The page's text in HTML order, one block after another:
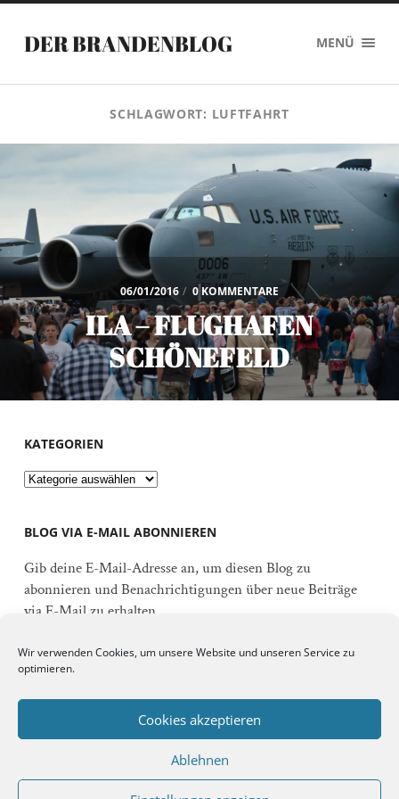
Wir verwenden Cookies, um unsere Website und unseren Service zu
optimieren.
Cookies akzeptieren
Ablehnen
DER BRANDENBLOG MENÜ
SCHLAGWORT: LUFTFAHRT
06/01/2016 / 0 KOMMENTARE
ILA – FLUGHAFEN
SCHÖNEFELD
KATEGORIEN
Kategorien
BLOG VIA E-MAIL ABONNIEREN
Gib deine E-Mail-Adresse an, um diesen Blog zu
abonnieren und Benachrichtigungen über neue Beiträge
via E-Mail zu erhalten.
Mail-
Adresse
Schließe dich 92 anderen Abonnenten an